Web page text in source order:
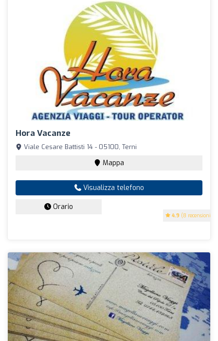
Hora Vacanze
4.9 (8 recensioni)
Viale Cesare Battisti 14 - 05100, Terni
Mappa
Visualizza telefono
Orario